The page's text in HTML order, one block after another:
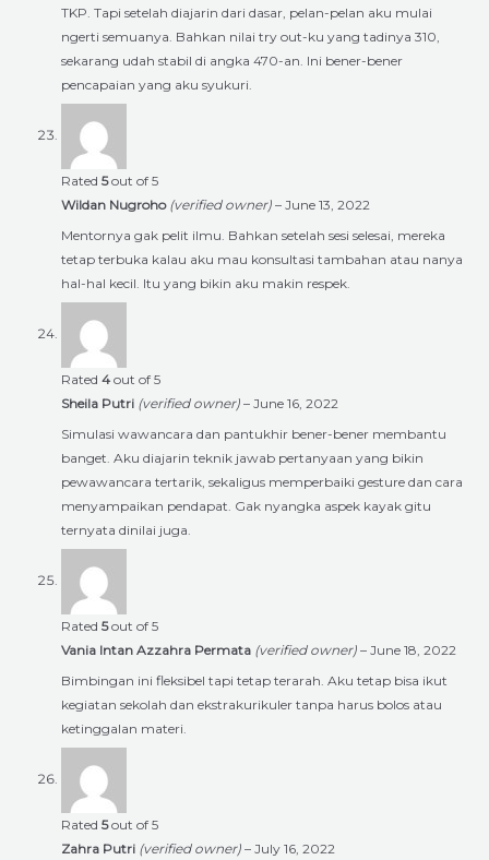
TKP. Tapi setelah diajarin dari dasar, pelan-pelan aku mulai
ngerti semuanya. Bahkan nilai try out-ku yang tadinya 310,
sekarang udah stabil di angka 470-an. Ini bener-bener
pencapaian yang aku syukuri.
Rated 5out of 5
Wildan Nugroho (verified owner) – June 13, 2022
Mentornya gak pelit ilmu. Bahkan setelah sesi selesai, mereka
tetap terbuka kalau aku mau konsultasi tambahan atau nanya
hal-hal kecil. Itu yang bikin aku makin respek.
Rated 4 out of 5
Sheila Putri (verified owner) – June 16, 2022
Simulasi wawancara dan pantukhir bener-bener membantu
banget. Aku diajarin teknik jawab pertanyaan yang bikin
pewawancara tertarik, sekaligus memperbaiki gesture dan cara
menyampaikan pendapat. Gak nyangka aspek kayak gitu
ternyata dinilai juga.
Rated 5out of 5
Vania Intan Azzahra Permata (verified owner) – June 18, 2022
Bimbingan ini fleksibel tapi tetap terarah. Aku tetap bisa ikut
kegiatan sekolah dan ekstrakurikuler tanpa harus bolos atau
ketinggalan materi.
Rated 5out of 5
Zahra Putri (verified owner) – July 16, 2022